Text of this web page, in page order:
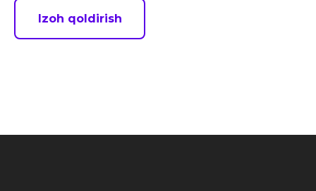
Izoh qoldirish